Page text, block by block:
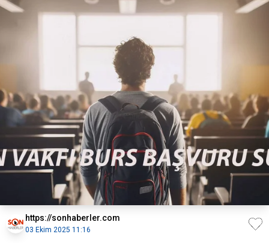
https://sonhaberler.com
03 Ekim 2025 11:16